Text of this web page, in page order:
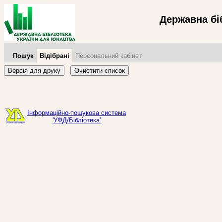
Державна
Пошук Відібрані
Персональний кабінет
Версія для друку
Очистити список
Інформаційно-пошукова система
'УФД/Бібліотека'